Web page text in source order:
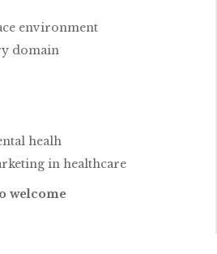
environment
domain
healh
in healthcare
welcome